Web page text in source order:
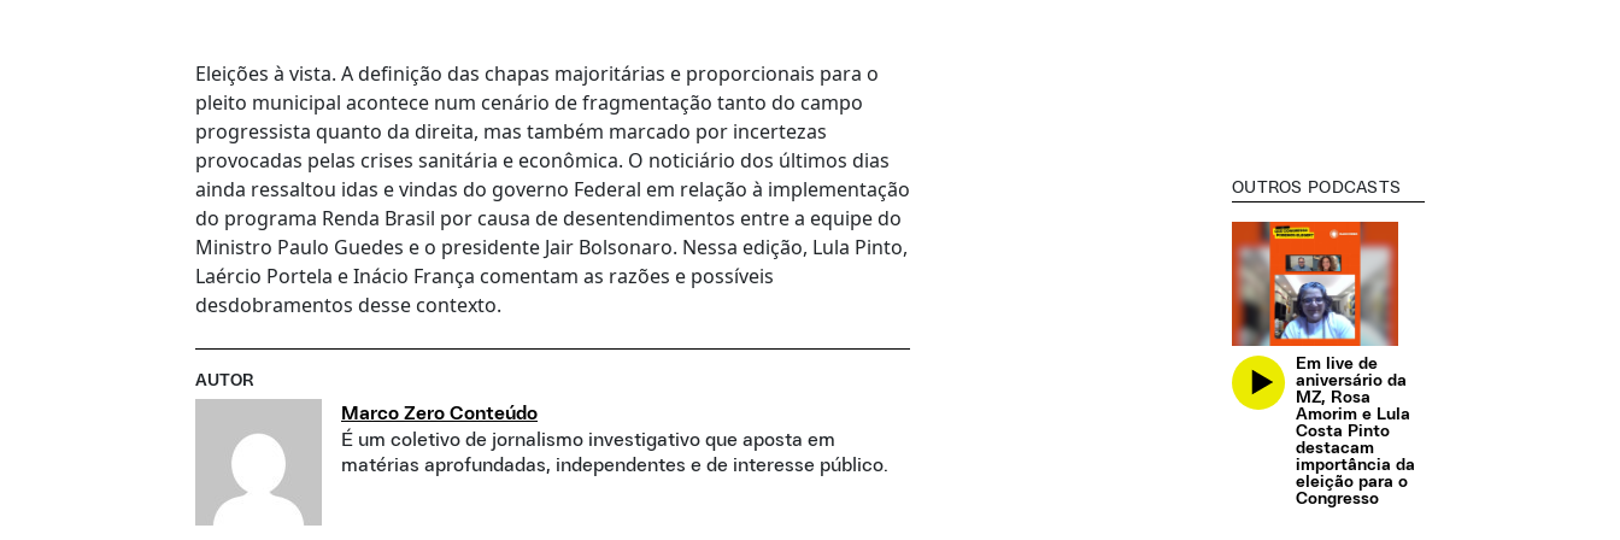
Eleições à vista. A definição das chapas majoritárias e proporcionais para o
pleito municipal acontece num cenário de fragmentação tanto do campo
progressista quanto da direita, mas também marcado por incertezas
provocadas pelas crises sanitária e econômica. O noticiário dos últimos dias
ainda ressaltou idas e vindas do governo Federal em relação à implementação
do programa Renda Brasil por causa de desentendimentos entre a equipe do
Ministro Paulo Guedes e o presidente Jair Bolsonaro. Nessa edição, Lula Pinto,
Laércio Portela e Inácio França comentam as razões e possíveis
desdobramentos desse contexto.
AUTOR
Marco Zero Conteúdo
É um coletivo de jornalismo investigativo que aposta em
matérias aprofundadas, independentes e de interesse público.
OUTROS PODCASTS
Em live de
aniversário da
MZ, Rosa
Amorim e Lula
Costa Pinto
destacam
importância da
eleição para o
Congresso